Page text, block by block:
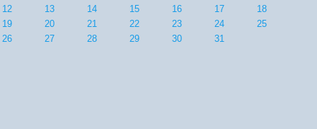
12
13 14 15 16 17
18
19
20 21 22 23 24
25
26
27 28 29 30 31